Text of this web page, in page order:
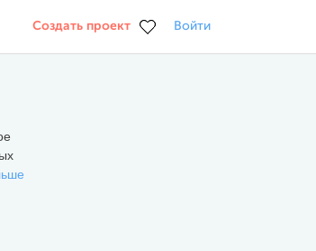
Создать проект Войти